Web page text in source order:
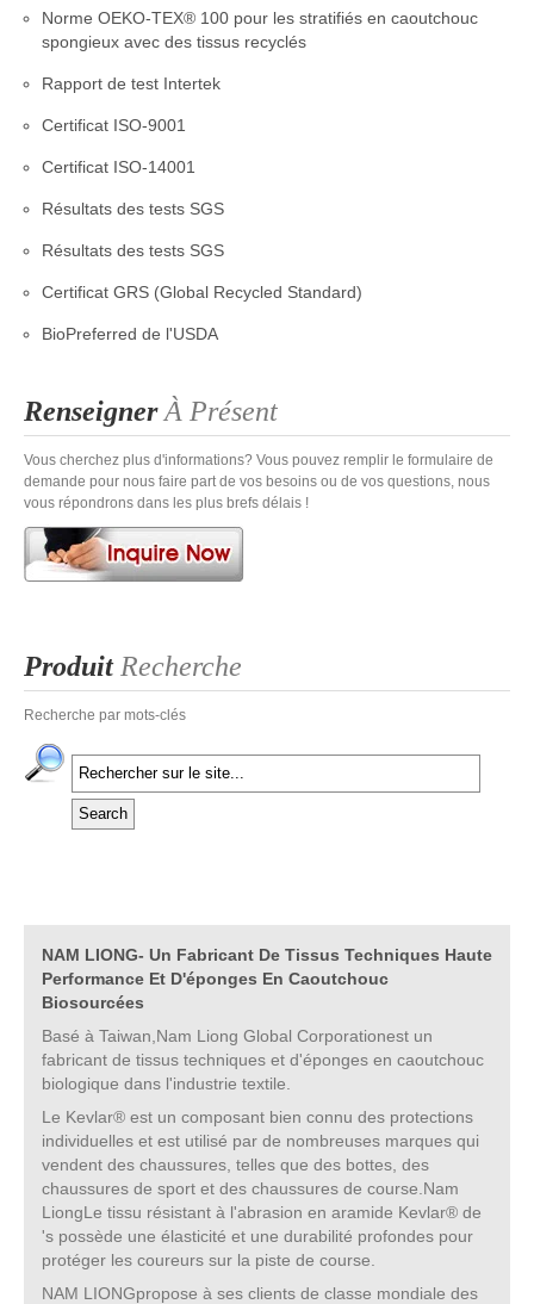
Norme OEKO-TEX® 100 pour les stratifiés en caoutchouc
spongieux avec des tissus recyclés
Rapport de test Intertek
Certificat ISO-9001
Certificat ISO-14001
Résultats des tests SGS
Résultats des tests SGS
Certificat GRS (Global Recycled Standard)
BioPreferred de l'USDA
RenseignerÀ Présent
Vous cherchez plus d'informations? Vous pouvez remplir le formulaire de
demande pour nous faire part de vos besoins ou de vos questions, nous
vous répondrons dans les plus brefs délais !
ProduitRecherche
Recherche par mots-clés
NAM LIONG- Un Fabricant De Tissus Techniques Haute
Performance Et D'éponges En Caoutchouc
Biosourcées
Basé à Taiwan,Nam Liong Global Corporationest un
fabricant de tissus techniques et d'éponges en caoutchouc
biologique dans l'industrie textile.
Le Kevlar® est un composant bien connu des protections
individuelles et est utilisé par de nombreuses marques qui
vendent des chaussures, telles que des bottes, des
chaussures de sport et des chaussures de course.Nam
LiongLe tissu résistant à l'abrasion en aramide Kevlar® de
's possède une élasticité et une durabilité profondes pour
protéger les coureurs sur la piste de course.
NAM LIONGpropose à ses clients de classe mondiale des